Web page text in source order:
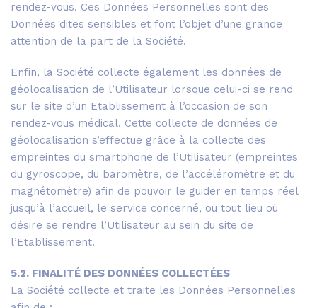
rendez-vous. Ces Données Personnelles sont des
Données dites sensibles et font l’objet d’une grande
attention de la part de la Société.
Enfin, la Société collecte également les données de
géolocalisation de l’Utilisateur lorsque celui-ci se rend
sur le site d’un Etablissement à l’occasion de son
rendez-vous médical. Cette collecte de données de
géolocalisation s’effectue grâce à la collecte des
empreintes du smartphone de l’Utilisateur (empreintes
du gyroscope, du baromètre, de l’accéléromètre et du
magnétomètre) afin de pouvoir le guider en temps réel
jusqu’à l’accueil, le service concerné, ou tout lieu où
désire se rendre l’Utilisateur au sein du site de
l’Etablissement.
5.2. FINALITÉ DES DONNÉES COLLECTÉES
La Société collecte et traite les Données Personnelles